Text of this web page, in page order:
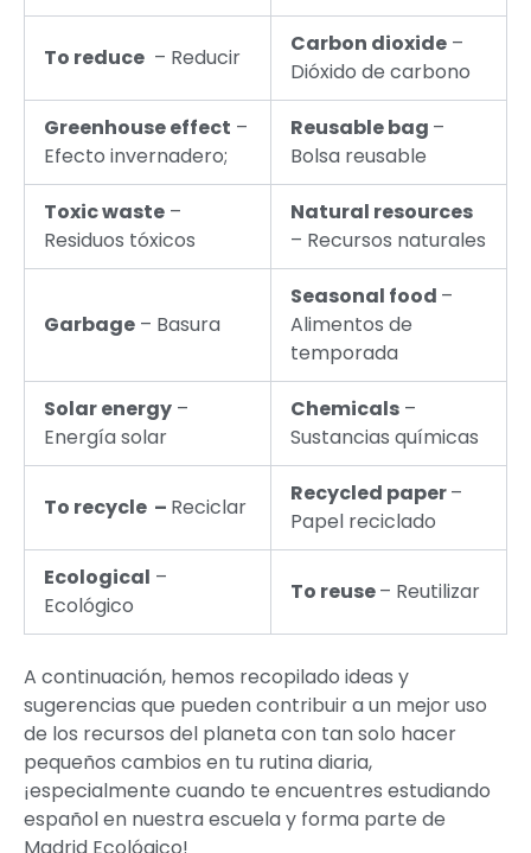
To reduce – Reducir
Carbon dioxide –
Dióxido de carbono
Greenhouse effect –
Efecto invernadero;
Reusable bag –
Bolsa reusable
Toxic waste –
Residuos tóxicos
Natural resources
– Recursos naturales
Garbage – Basura
Seasonal food –
Alimentos de
temporada
Solar energy –
Energía solar
Chemicals –
Sustancias químicas
To recycle – Reciclar
Recycled paper–
Papel reciclado
Ecological –
Ecológico
To reuse– Reutilizar
A continuación, hemos recopilado ideas y
sugerencias que pueden contribuir a un mejor uso
de los recursos del planeta con tan solo hacer
pequeños cambios en tu rutina diaria,
¡especialmente cuando te encuentres estudiando
español en nuestra escuela y forma parte de